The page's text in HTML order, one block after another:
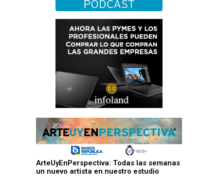
ArteUyEnPerspectiva: Todas las semanas
un nuevo artista en nuestro estudio